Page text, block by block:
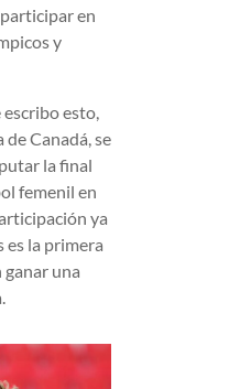
en
y
esto,
Canadá, se
la final
femenil en
ya
es la primera
ganar una